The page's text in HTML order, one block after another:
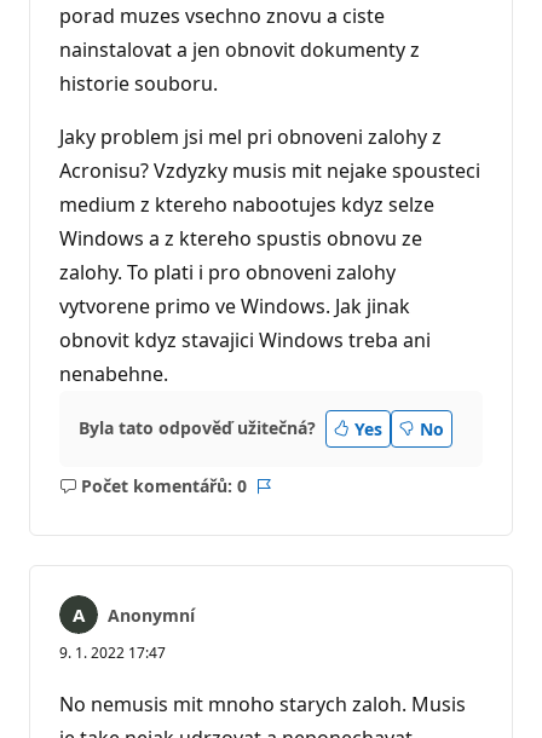
porad muzes vsechno znovu a ciste
nainstalovat a jen obnovit dokumenty z
historie souboru.
Jaky problem jsi mel pri obnoveni zalohy z
Acronisu? Vzdyzky musis mit nejake spousteci
medium z ktereho nabootujes kdyz selze
Windows a z ktereho spustis obnovu ze
zalohy. To plati i pro obnoveni zalohy
vytvorene primo ve Windows. Jak jinak
obnovit kdyz stavajici Windows treba ani
nenabehne.
Byla tato odpověď užitečná? Yes No
Počet komentářů: 0
Žádné
Anonymní
9. 1. 2022 17:47
No nemusis mit mnoho starych zaloh. Musis